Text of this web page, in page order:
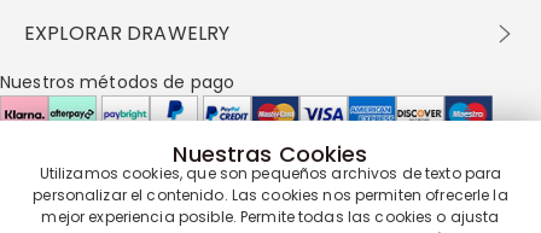
política de privacidad
Preguntas frecuentes
Política de cookies
Envío y entrega
Devolución en 60 días
Cómo cuidar
EXPLORAR DRAWELRY
Drawelry Prime
Programa de Recompensas
Nuestros métodos de pago
Nuestros socios de entrega
Nuestras Cookies
Utilizamos cookies, que son pequeños archivos de texto para
personalizar el contenido. Las cookies nos permiten ofrecerle la
mejor experiencia posible. Permite todas las cookies o ajusta